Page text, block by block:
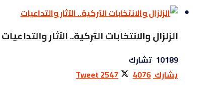
الزلزال والانتخابات التركية.. الآثار والتداعيات
10189 تشارك
يشارك 4076
Tweet2547